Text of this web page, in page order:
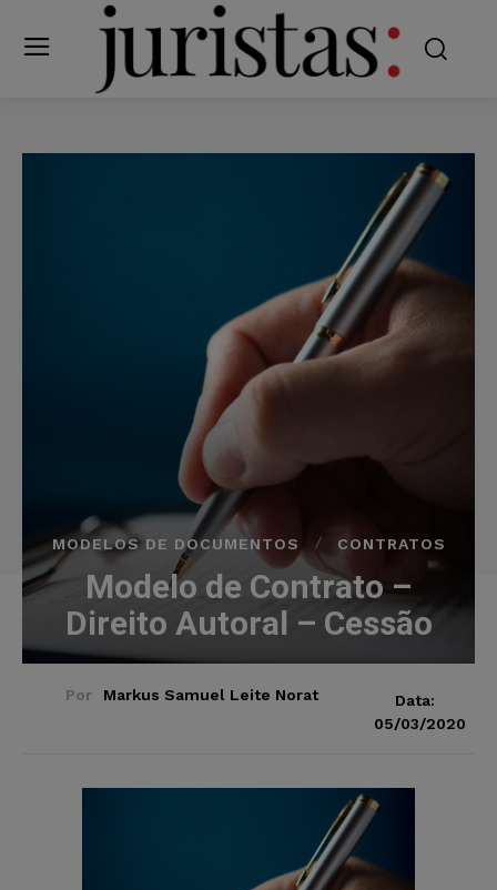
MODELOS DE DOCUMENTOS CONTRATOS
Modelo de Contrato –
Direito Autoral – Cessão
Por Markus Samuel Leite Norat
Data:
05/03/2020